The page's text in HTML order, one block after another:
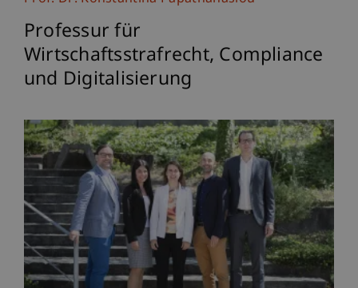
Professur für
Wirtschaftsstrafrecht, Compliance
und Digitalisierung